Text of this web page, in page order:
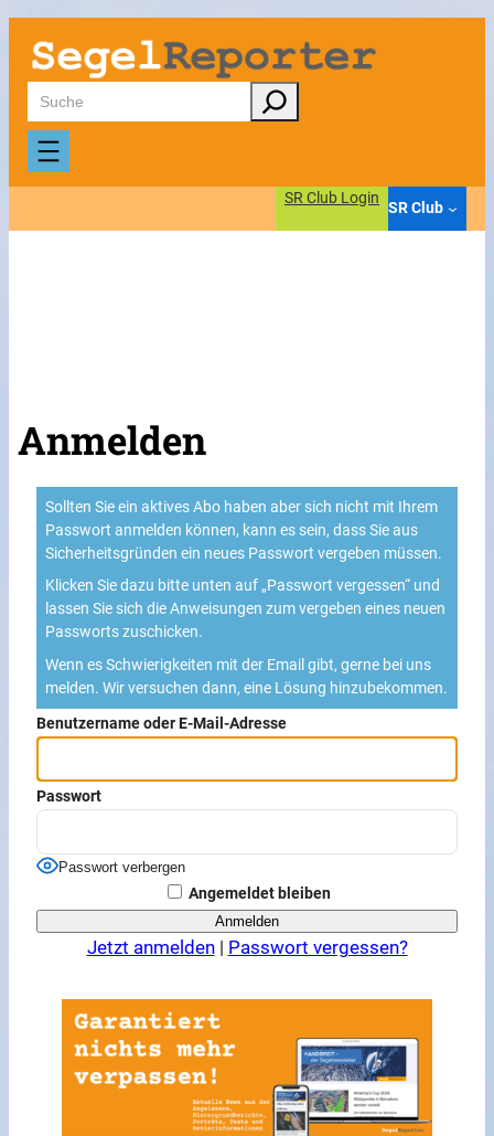
Suchen
SR Club Login
SR Club
Anmelden
Sollten Sie ein aktives Abo haben aber sich nicht mit Ihrem
Passwort anmelden können, kann es sein, dass Sie aus
Sicherheitsgründen ein neues Passwort vergeben müssen.
Klicken Sie dazu bitte unten auf „Passwort vergessen“ und
lassen Sie sich die Anweisungen zum vergeben eines neuen
Passworts zuschicken.
Wenn es Schwierigkeiten mit der Email gibt, gerne bei uns
melden. Wir versuchen dann, eine Lösung hinzubekommen.
Benutzername oder E-Mail-Adresse
Passwort
Passwort verbergen
Angemeldet bleiben
Jetzt anmelden| Passwort vergessen?